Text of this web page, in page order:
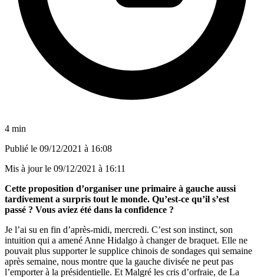
4 min
Publié le 09/12/2021 à 16:08
Mis à jour le 09/12/2021 à 16:11
Cette proposition d’organiser une primaire à gauche aussi
tardivement a surpris tout le monde. Qu’est-ce qu’il s’est
passé ? Vous aviez été dans la confidence ?
Je l’ai su en fin d’après-midi, mercredi. C’est son instinct, son
intuition qui a amené Anne Hidalgo à changer de braquet. Elle ne
pouvait plus supporter le supplice chinois de sondages qui semaine
après semaine, nous montre que la gauche divisée ne peut pas
l’emporter à la présidentielle. Et Malgré les cris d’orfraie, de La